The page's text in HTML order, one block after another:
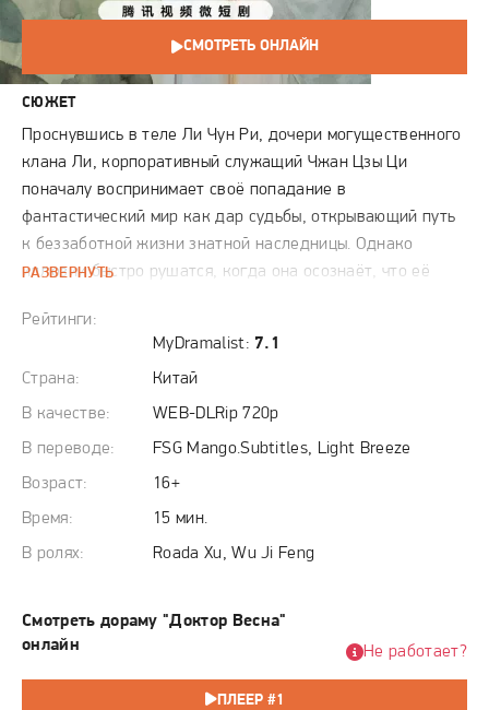
СМОТРЕТЬ ОНЛАЙН
СЮЖЕТ
Проснувшись в теле Ли Чун Ри, дочери могущественного
клана Ли, корпоративный служащий Чжан Цзы Ци
поначалу воспринимает своё попадание в
фантастический мир как дар судьбы, открывающий путь
к беззаботной жизни знатной наследницы. Однако
иллюзии быстро рушатся, когда она осознаёт, что её
Ситуация обретает парадоксальный оборот, когда между
Чжун Ри и её предназначенным убийцей, загадочным
Линг Синг Хе, возникает необъяснимая мистическая
связь. Они узнают жёсткие правила игры: единственный
начинают смертельно опасную игру, где каждый шаг
может стать последним. Но по мере их движения к цели
становится ясно, что их дуэль – лишь разменная монета в
страшное, чем их личная борьба за выживание.
РАЗВЕРНУТЬ
Рейтинги:
MyDramalist: 7.1
Страна:
Китай
В качестве:
WEB-DLRip 720p
В переводе:
FSG Mango.Subtitles, Light Breeze
Возраст:
16+
Время:
15 мин.
В ролях:
Roada Xu, Wu Ji Feng
Смотреть дораму "Доктор Весна"
онлайн
ПЛЕЕР #1
Не работает?